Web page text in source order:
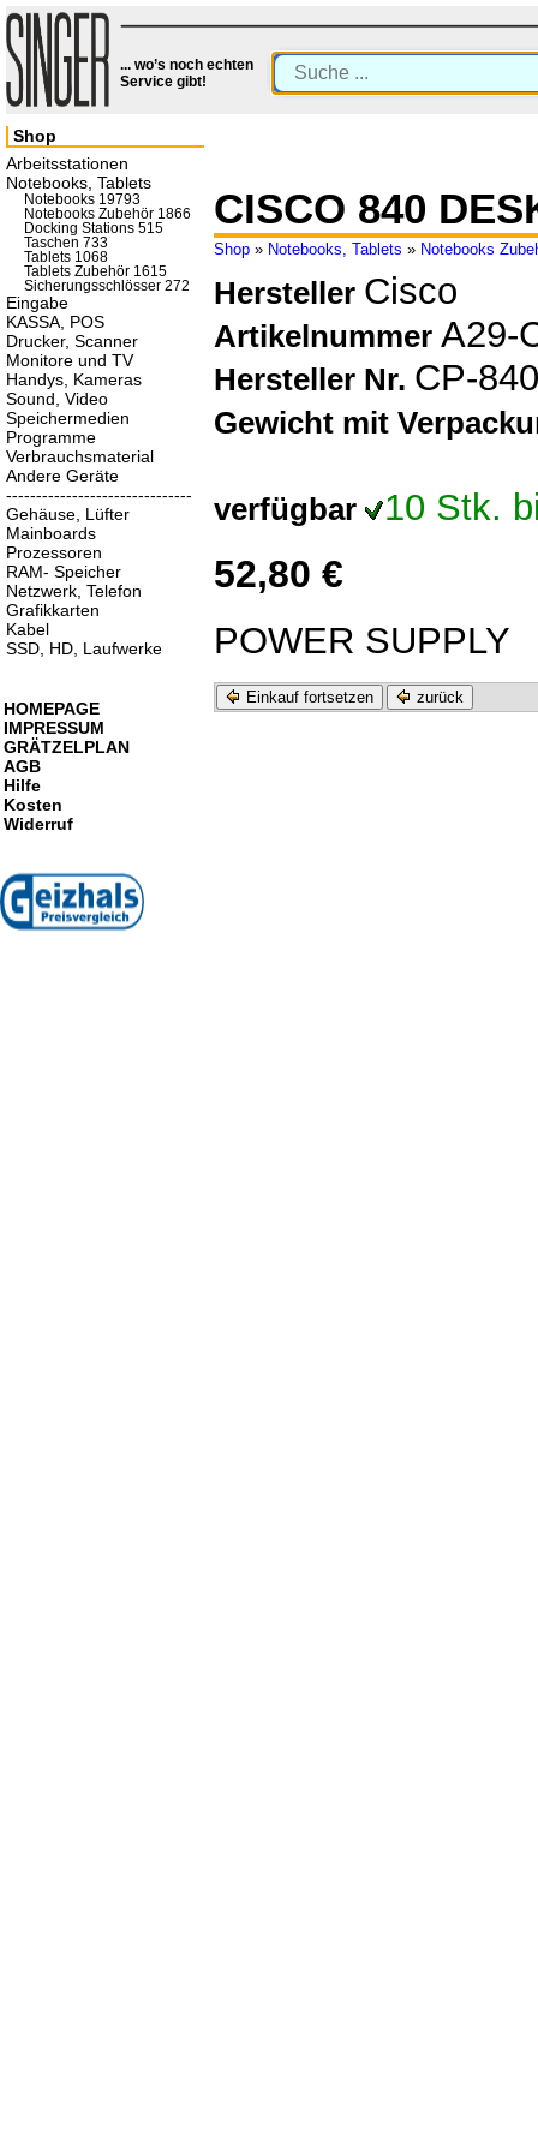
... wo’s noch echten
Service gibt!
CISCO 840
Shop » Notebooks, Tablets » Notebooks
Hersteller Cisco
Artikelnummer A29-
Hersteller Nr. CP-
Gewicht mit
verfügbar 10 Stk.
52,80 €
POWER SUPPLY
Einkauf fortsetzen zurück
Shop
Arbeitsstationen
Notebooks, Tablets
Notebooks 19793
Notebooks Zubehör 1866
Docking Stations 515
Taschen 733
Tablets 1068
Tablets Zubehör 1615
Sicherungsschlösser 272
Eingabe
KASSA, POS
Drucker, Scanner
Monitore und TV
Handys, Kameras
Sound, Video
Speichermedien
Programme
Verbrauchsmaterial
Andere Geräte
-------------------------------
Gehäuse, Lüfter
Mainboards
Prozessoren
RAM- Speicher
Netzwerk, Telefon
Grafikkarten
Kabel
SSD, HD, Laufwerke
HOMEPAGE
IMPRESSUM
GRÄTZELPLAN
AGB
Hilfe
Kosten
Widerruf